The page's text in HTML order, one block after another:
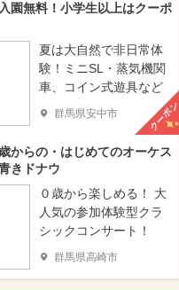
園無料！小学生以上はクーポ
夏は大自然で非日常体
験！ミニSL・蒸気機関
車、コイン式遊具など
群馬県安中市 クーポン
からの・はじめてのオーケス
きドナウ
０歳から楽しめる！ 大
人気の参加体験型クラ
シックコンサート！
群馬県高崎市